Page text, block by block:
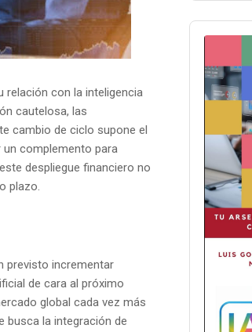
relación con la inteligencia
cautelosa, las
cambio de ciclo supone el
un complemento para
despliegue financiero no
plazo.
previsto incrementar
de cara al próximo
global cada vez más
busca la integración de